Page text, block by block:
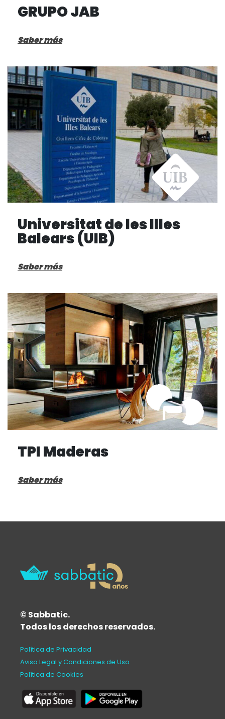
GRUPO JAB
Saber más
Universitat de les Illes
Balears (UIB)
Saber más
TPI Maderas
Saber más
© Sabbatic.
Todos los derechos reservados.
Política de Privacidad
Aviso Legal y Condiciones de Uso
Política de Cookies